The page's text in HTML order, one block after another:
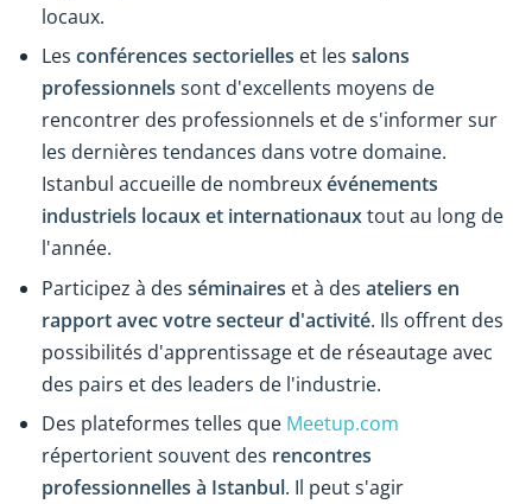
locaux.
Les conférences sectorielles et les salons
professionnels sont d'excellents moyens de
rencontrer des professionnels et de s'informer sur
les dernières tendances dans votre domaine.
Istanbul accueille de nombreuxévénements
industriels locaux et internationauxtout au long de
l'année.
Participez à des séminaires et à des ateliers en
rapport avec votre secteur d'activité. Ils offrent des
possibilités d'apprentissage et de réseautage avec
des pairs et des leaders de l'industrie.
Des plateformes telles que Meetup.com
répertorient souvent des rencontres
professionnelles à Istanbul. Il peut s'agir